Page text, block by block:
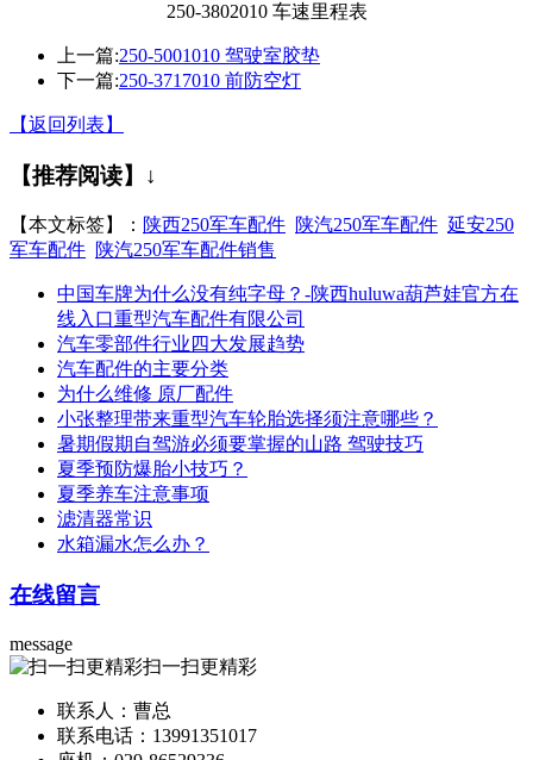
250-3802010 车速里程表
上一篇:250-5001010 驾驶室胶垫
下一篇:250-3717010 前防空灯
【返回列表】
【推荐阅读】↓
【本文标签】： 陕西250军车配件 陕汽250军车配件 延安250
军车配件 陕汽250军车配件销售
中国车牌为什么没有纯字母？-陕西huluwa葫芦娃官方在
线入口重型汽车配件有限公司
汽车零部件行业四大发展趋势
汽车配件的主要分类
为什么维修 原厂配件
小张整理带来重型汽车轮胎选择须注意哪些？
暑期假期自驾游必须要掌握的山路 驾驶技巧
夏季预防爆胎小技巧？
夏季养车注意事项
滤清器常识
水箱漏水怎么办？
在线留言
message
扫一扫更精彩
联系人：曹总
联系电话：13991351017